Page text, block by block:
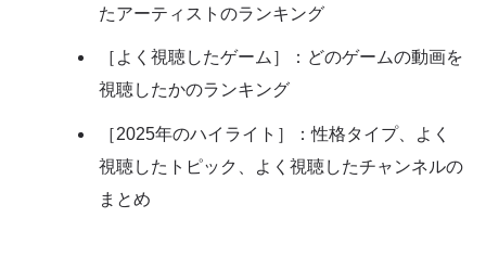
たアーティストのランキング
［よく視聴したゲーム］：どのゲームの動画を
視聴したかのランキング
［2025年のハイライト］：性格タイプ、よく
視聴したトピック、よく視聴したチャンネルの
まとめ